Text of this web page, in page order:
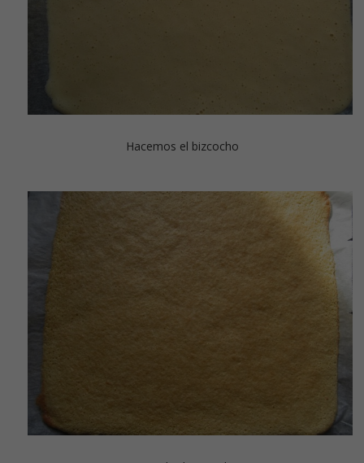
Hacemos el bizcocho